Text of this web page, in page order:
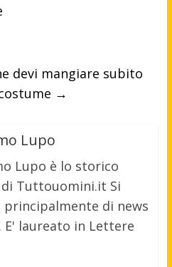
devi mangiare subito
→
Lupo
Lupo è lo storico
Tuttouomini.it Si
principalmente di news
laureato in Lettere